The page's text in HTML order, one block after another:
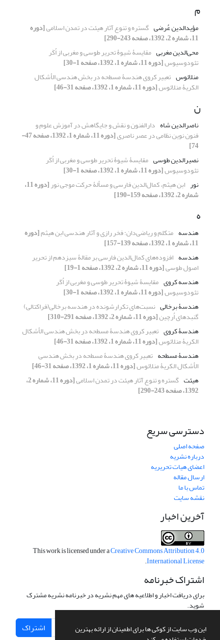
این وب سایت از کوکی ها برای اطمینان از ارائه بهترین
م
مؤیدالدین عُرضی گستره و تنوع آثار هیئت در تمدن اسلامی[دوره
11، شماره 2، 1392، صفحه 243-290]
محی‌الدین مغربی مقایسۀ شیوۀ تحریر طوسی و مغربی از اُکَر
تئودوسیوس[دوره 11، شماره 1، 1392، صفحه 1-30]
منلائوس تعبیر کروی هندسۀ مسطحه در بخش هندسی الأشکال
الکریۀ منلائوس[دوره 11، شماره 1، 1392، صفحه 31-46]
ن
ناصرالدین شاه دارالفنون و نقش و جایگاهش در آموزش علوم و
فنون نوین نظامی در عصر ناصری [دوره 11، شماره 1، 1392، صفحه 47-
74]
نصیرالدین طوسی مقایسۀ شیوۀ تحریر طوسی و مغربی از اُکَر
تئودوسیوس[دوره 11، شماره 1، 1392، صفحه 1-30]
نور ابن هیثم، کمال‌الدین فارسی و مسألۀ حرکت موجی نور [دوره 11،
شماره 2، 1392، صفحه 159-190]
ه
هندسه متکلم و ریاضی‌دان: فخر رازی و آثار هندسی ابن هیثم[دوره
11، شماره 1، 1392، صفحه 139-157]
هندسه افزوده‌های کمال‌الدین فارسی بر مقالۀ سیزدهم از تحریر
اصول طوسی[دوره 11، شماره 2، 1392، صفحه 1-19]
هندسه کروی مقایسۀ شیوۀ تحریر طوسی و مغربی از اُکَر
تئودوسیوس[دوره 11، شماره 1، 1392، صفحه 1-30]
هندسۀ برخالی نسبت‌های تکرارشونده در هندسه برخالی(فراکتالی)
گنبدهای اُرچین[دوره 11، شماره 2، 1392، صفحه 291-310]
هندسۀ کروی تعبیر کروی هندسۀ مسطحه در بخش هندسی الأشکال
الکریۀ منلائوس[دوره 11، شماره 1، 1392، صفحه 31-46]
هندسۀ مسطحه تعبیر کروی هندسۀ مسطحه در بخش هندسی
الأشکال الکریۀ منلائوس[دوره 11، شماره 1، 1392، صفحه 31-46]
هیئت گستره و تنوع آثار هیئت در تمدن اسلامی [دوره 11، شماره 2،
1392، صفحه 243-290]
دسترسی سریع
صفحه اصلی
درباره نشریه
اعضای هیات تحریریه
ارسال مقاله
تماس با ما
نقشه سایت
آخرین اخبار
This work is licensed under aCreative Commons Attribution 4.0
International License
.
اشتراک خبرنامه
برای دریافت اخبار و اطلاعیه های مهم نشریه در خبرنامه نشریه مشترک
شوید.
اشتراک